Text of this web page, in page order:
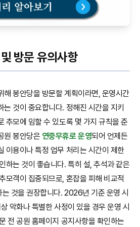
방문 유의사항
해 봉안당을 방문할 계획이라면, 운영시간
는 것이 중요합니다. 정해진 시간을 지키
추모에 임할 수 있도록 몇 가지 규칙을 준
원 봉안당은 연중무휴로 운영되어 언제든
이용이나 특정 업무 처리는 시간이 제한
하는 것이 좋습니다. 특히 설, 추석과 같은
모객이 집중되므로, 혼잡을 피해 비교적
것을 권장합니다. 2026년 기준 운영 시
악화나 특별한 사정이 있을 경우 운영 시
전 공원 홈페이지 공지사항을 확인하는